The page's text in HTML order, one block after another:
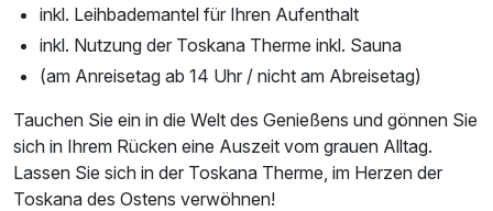
inkl. Leihbademantel für Ihren Aufenthalt
inkl. Nutzung der Toskana Therme inkl. Sauna
(am Anreisetag ab 14 Uhr / nicht am Abreisetag)
Tauchen Sie ein in die Welt des Genießens und gönnen Sie
sich in Ihrem Rücken eine Auszeit vom grauen Alltag.
Lassen Sie sich in der Toskana Therme, im Herzen der
Toskana des Ostens verwöhnen!